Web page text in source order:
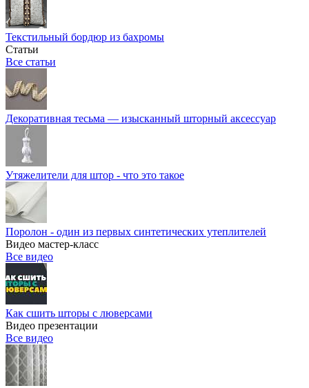
Текстильный бордюр из бахромы
Статьи
Все статьи
Декоративная тесьма — изысканный шторный аксессуар
Утяжелители для штор - что это такое
Поролон - один из первых синтетических утеплителей
Видео мастер-класс
Все видео
Как сшить шторы с люверсами
Видео презентации
Все видео